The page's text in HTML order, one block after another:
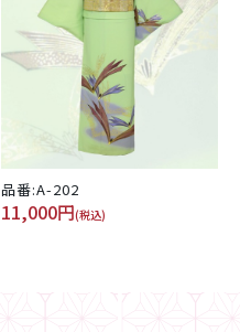
品番:A-202
11,000円(税込)